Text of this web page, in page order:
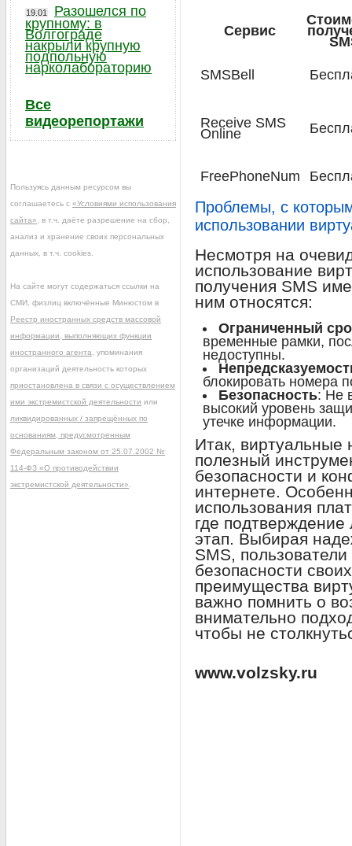
Сервис
SMSBell
Receive SMS
Online
FreePhoneNum
Проблемы, с
использовании
Несмотря на
использование
получения SMS
ним относятся:
Ограниченный
временные рамки,
недоступны.
блокировать номера
Безопасность: Не
высокий уровень
утечке информации.
Итак, виртуальные
полезный
безопасности и
интернете.
использования
где
этап. Выбирая
SMS,
безопасности
преимущества
важно помнить о
внимательно
чтобы не
www.volzsky.ru
19.01
Разошелся по
крупному: в
Волгограде
накрыли крупную
подпольную
нарколабораторию
Все
видеорепортажи
Пользуясь данным ресурсом вы
соглашаетесь с «Условиями использования
сайта» , в т.ч. даёте разрешение на сбор,
анализ и хранение своих персональных
данных, в т.ч. cookies.
На сайте могут содержаться ссылки на
СМИ, физлиц включённые Минюстом в
Реестр иностранных средств массовой
информации, выполняющих функции
иностранного агента , упоминания
организаций деятельность которых
приостановлена в связи с осуществлением
ими экстремистской деятельности или
ликвидированных / запрещённых по
основаниям, предусмотренным
Федеральным законом от 25.07.2002 №
114-ФЗ «О противодействии
экстремистской деятельности»